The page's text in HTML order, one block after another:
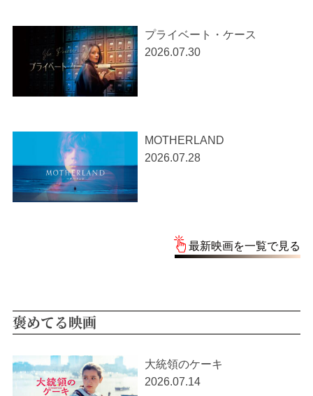
プライベート・ケース
2026.07.30
MOTHERLAND
2026.07.28
最新映画を一覧で見る
褒めてる映画
大統領のケーキ
2026.07.14